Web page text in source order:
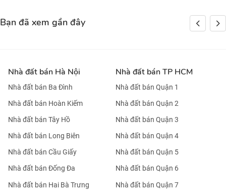
Bạn đã xem gần đây
Nhà đất bán Hà Nội
Nhà đất bán Ba Đình
Nhà đất bán Hoàn Kiếm
Nhà đất bán Tây Hồ
Nhà đất bán Long Biên
Nhà đất bán Cầu Giấy
Nhà đất bán Đống Đa
Nhà đất bán Hai Bà Trưng
Nhà đất bán TP HCM
Nhà đất bán Quận 1
Nhà đất bán Quận 2
Nhà đất bán Quận 3
Nhà đất bán Quận 4
Nhà đất bán Quận 5
Nhà đất bán Quận 6
Nhà đất bán Quận 7